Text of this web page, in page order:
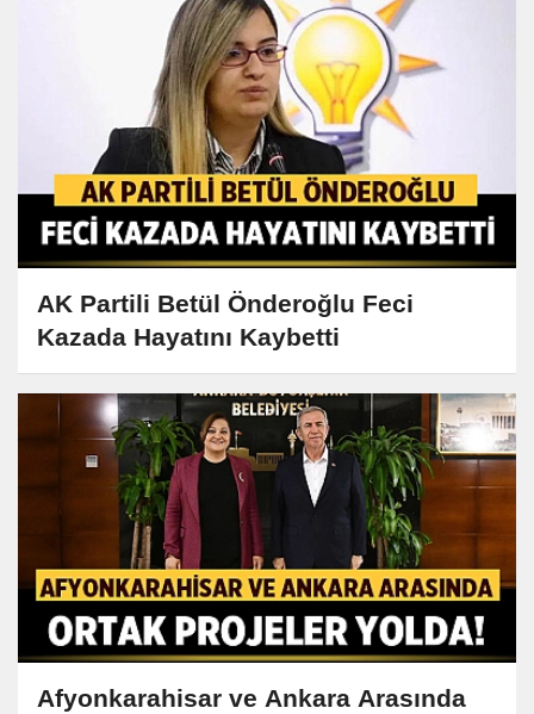
AK Partili Betül Önderoğlu Feci
Kazada Hayatını Kaybetti
Afyonkarahisar ve Ankara Arasında